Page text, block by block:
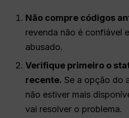
Não compre códigos
revenda não é confiável
abusado.
Verifique primeiro o
recente. Se a opção do
não estiver mais
vai resolver o problema.